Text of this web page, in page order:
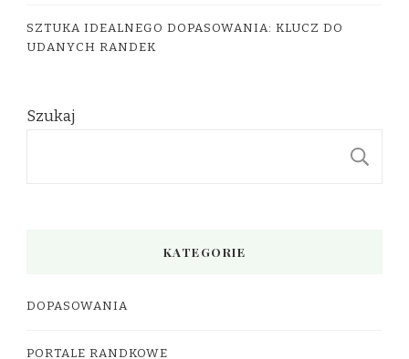
SZTUKA IDEALNEGO DOPASOWANIA: KLUCZ DO
UDANYCH RANDEK
Szukaj
KATEGORIE
DOPASOWANIA
PORTALE RANDKOWE